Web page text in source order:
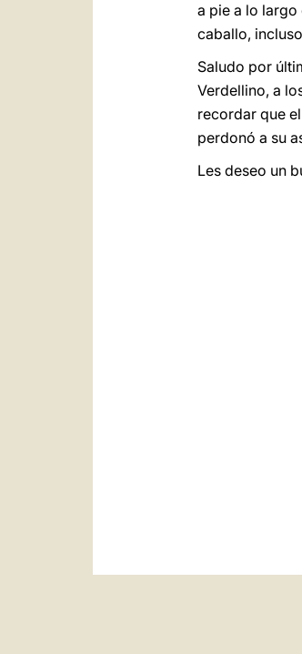
a pie a lo largo
caballo,
Saludo por
Verdellino, a
recordar que
perdonó a su
Les deseo un